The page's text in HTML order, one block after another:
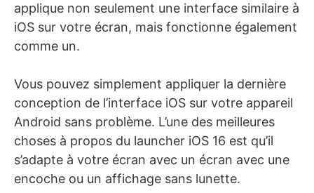
applique non seulement une interface similaire à
iOS sur votre écran, mais fonctionne également
comme un.
Vous pouvez simplement appliquer la dernière
conception de l’interface iOS sur votre appareil
Android sans problème. L’une des meilleures
choses à propos du launcher iOS 16 est qu’il
s’adapte à votre écran avec un écran avec une
encoche ou un affichage sans lunette.